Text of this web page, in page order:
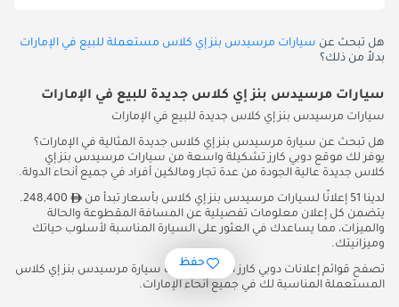
هل تبحث عن سيارات مرسيدس بنز إي كلاس مستعملة للبيع في الإمارات
بدلاً من ذلك؟
سيارات مرسيدس بنز إي كلاس جديدة للبيع في الإمارات
سيارات مرسيدس بنز إي كلاس جديدة للبيع في الإمارات
هل تبحث عن سيارة مرسيدس بنز إي كلاس جديدة المثالية في الإمارات؟
يوفر لك موقع دوبي كارز تشكيلة واسعة من سيارات مرسيدس بنز إي
كلاس جديدة عالية الجودة من عدة تجار ومالكين أفراد في جميع أنحاء الدولة.
لدينا 51 إعلانًا لسيارات مرسيدس بنز إي كلاس بأسعار تبدأ من
248,400.
يتضمن كل إعلان معلومات تفصيلية عن المسافة المقطوعة والحالة
والميزات، مما يساعدك في العثور على السيارة المناسبة لأسلوب حياتك
وميزانيتك.
تصفح قوائم إعلانات دوبي كارز اليوم واكتشف سيارة مرسيدس بنز إي كلاس
المستعملة المناسبة لك في جميع أنحاء الإمارات.
حفظ